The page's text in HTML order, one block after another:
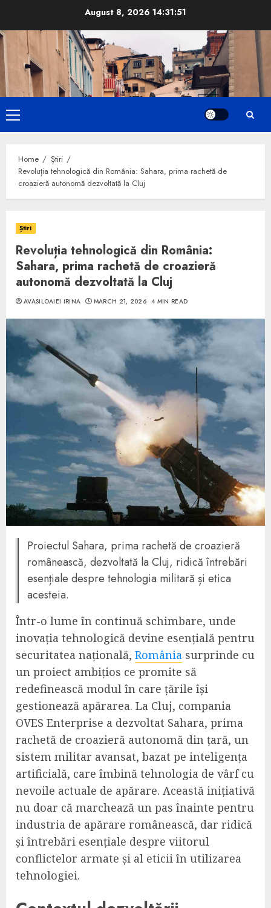
content
August 8, 2026 14:31:52
Primary
Menu
Home
Știri
Revoluția tehnologică din România: Sahara, prima rachetă de
croazieră autonomă dezvoltată la Cluj
Știri
Revoluția tehnologică din România:
Sahara, prima rachetă de croazieră
autonomă dezvoltată la Cluj
AVASILOAIEI IRINA MARCH 21, 2026 4 MIN READ
Proiectul Sahara, prima rachetă de croazieră
românească, dezvoltată la Cluj, ridică întrebări
esențiale despre tehnologia militară și etica
acesteia.
Într-o lume în continuă schimbare, unde
inovația tehnologică devine esențială pentru
securitatea națională, România surprinde cu
un proiect ambițios ce promite să
redefinească modul în care țările își
gestionează apărarea. La Cluj, compania
OVES Enterprise a dezvoltat Sahara, prima
rachetă de croazieră autonomă din țară, un
sistem militar avansat, bazat pe inteligența
artificială, care îmbină tehnologia de vârf cu
nevoile actuale de apărare. Această inițiativă
nu doar că marchează un pas înainte pentru
industria de apărare românească, dar ridică
și întrebări esențiale despre viitorul
conflictelor armate și al eticii în utilizarea
tehnologiei.